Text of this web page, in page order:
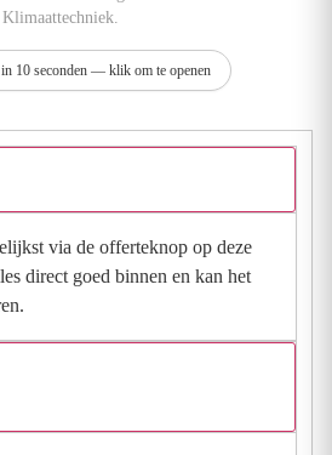
Klimaattechniek.
10 seconden — klik om te openen
via de offerteknop op deze
direct goed binnen en kan het